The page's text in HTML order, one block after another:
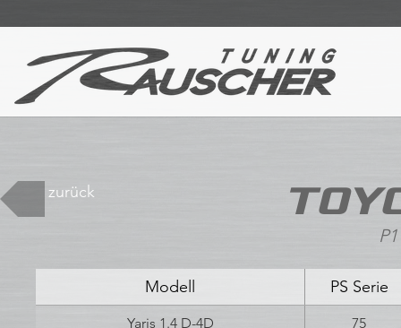
Modell PS Serie
Yaris 1.4 D-4D 75
zurück